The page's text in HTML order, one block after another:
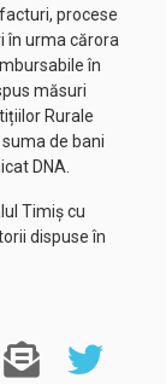
procese
în urma cărora
în
măsuri
Rurale
de bani
DNA.
Timiș cu
dispuse în